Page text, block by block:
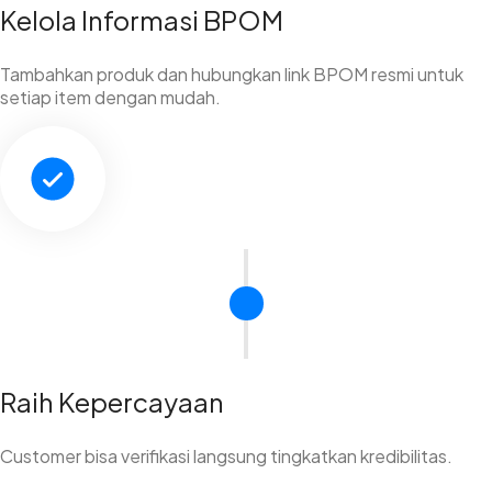
Kelola Informasi BPOM
Tambahkan produk dan hubungkan link BPOM resmi untuk
setiap item dengan mudah.
Raih Kepercayaan
Customer bisa verifikasi langsung tingkatkan kredibilitas.